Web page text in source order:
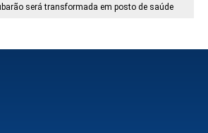
será transformada em posto de saúde